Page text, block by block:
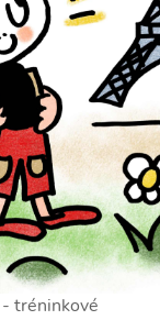
tréninkové